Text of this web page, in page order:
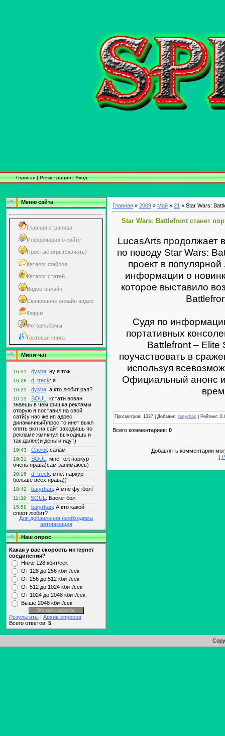
Главная|Регистрация|Вход
Меню сайта
Главная страница
Информация о сайте
Простые игры(скачать)
Каталог файлов
Каталог статей
Видео-онлайн
Скачивание онлайн видео
Форум
Фотоальбомы
Гостевая книга
Мини-чат
Для добавления необходима
авторизация
Наш опрос
Какая у вас скорость интернет
соединения?
Ниже 128 кбит/сек
От 128 до 256 кбит/сек
От 256 до 512 кбит/сек
От 512 до 1024 кбит/сек
От 1024 до 2048 кбит/сек
Выше 2048 кбит/сек
Результаты | Архив опросов
Всего ответов: 5
Главная » 2009 » Май » 21 » Star Wars:
Star Wars: Battlefront станет
LucasArts продолжает
по поводу Star Wars:
проект в
информации о
которое выставило
Судя по
портативных
Battlefront – Elite
поучаствовать в
используя
Официальный анонс
Просмотров: 1337 | Добавил: batyrhan | Рейтинг:
Всего комментариев: 0
Добавлять комментарии
[